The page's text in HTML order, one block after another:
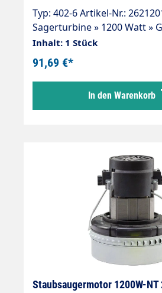
Typ: 402-6 Artikel-Nr.: 262120104
Sagerturbine » 1200 Watt » Gesamthöhe:
128 mm » Turbinenhöhe: 42
Durchmesser: 134 mm » 1-
Hz. » Typ 402-6 » Kabel
Doppelt kugelgelagert »
» Isolierungsklasse "B" » mit Thermo-
Sicherung
Inhalt: 1 Stück
91,69 €*
In den Warenkorb
Staubsaugermotor 1200W-